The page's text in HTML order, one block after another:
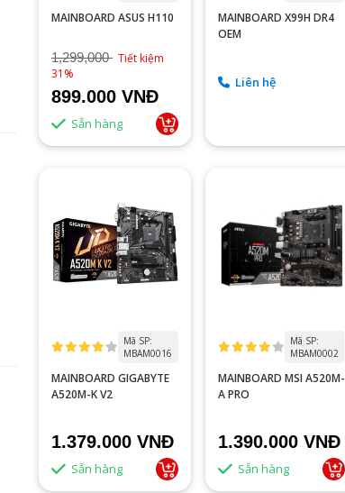
MAINBOARD ASUS H110
1,299,000 Tiết kiệm
31%
899.000 VNĐ
Sẵn hàng
MAINBOARD X99H DR4
OEM
Liên hệ
Mã SP:
MBAM0016
MAINBOARD GIGABYTE
A520M-K V2
1.379.000 VNĐ
Sẵn hàng
Mã SP:
MBAM0002
MAINBOARD MSI A520M-
A PRO
1.390.000 VNĐ
Sẵn hàng